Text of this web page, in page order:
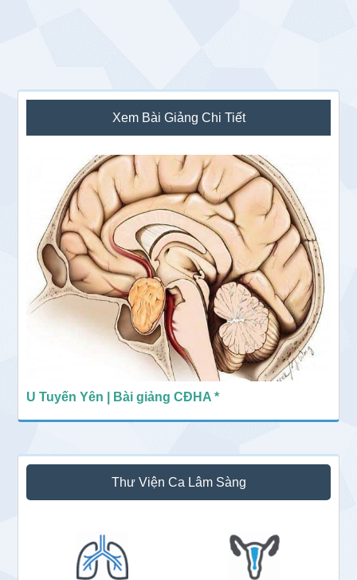
Sidebar
chính
Xem Bài Giảng Chi Tiết
U Tuyến Yên | Bài giảng CĐHA *
Thư Viện Ca Lâm Sàng